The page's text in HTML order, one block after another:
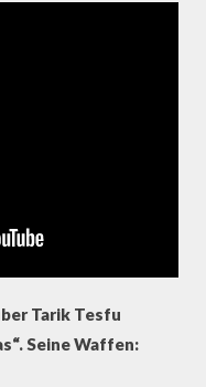
Tarik Tesfu
Seine Waffen: